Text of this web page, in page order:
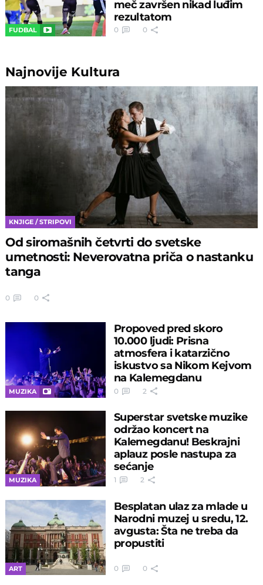
FUDBAL
meč završen nikad luđim
rezultatom
0 0
Najnovije Kultura
KNJIGE / STRIPOVI
Od siromašnih četvrti do svetske
umetnosti: Neverovatna priča o nastanku
tanga
0 0
MUZIKA
Propoved pred skoro
10.000 ljudi: Prisna
atmosfera i katarzično
iskustvo sa Nikom Kejvom
na Kalemegdanu
0 2
MUZIKA
Superstar svetske muzike
održao koncert na
Kalemegdanu! Beskrajni
aplauz posle nastupa za
sećanje
1 2
ART
Besplatan ulaz za mlade u
Narodni muzej u sredu, 12.
avgusta: Šta ne treba da
propustiti
0 0